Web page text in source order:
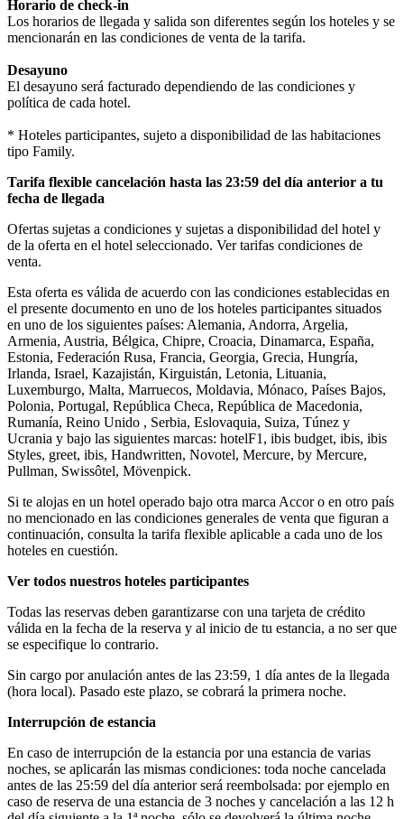
Horario de check-in
Los horarios de llegada y salida son diferentes según los hoteles y se
mencionarán en las condiciones de venta de la tarifa.
Desayuno
El desayuno será facturado dependiendo de las condiciones y
política de cada hotel.
* Hoteles participantes, sujeto a disponibilidad de las habitaciones
tipo Family.
Tarifa flexible cancelación hasta las 23:59 del día anterior a tu
fecha de llegada
Ofertas sujetas a condiciones y sujetas a disponibilidad del hotel y
de la oferta en el hotel seleccionado. Ver tarifas condiciones de
venta.
Esta oferta es válida de acuerdo con las condiciones establecidas en
el presente documento en uno de los hoteles participantes situados
en uno de los siguientes países: Alemania, Andorra, Argelia,
Armenia, Austria, Bélgica, Chipre, Croacia, Dinamarca, España,
Estonia, Federación Rusa, Francia, Georgia, Grecia, Hungría,
Irlanda, Israel, Kazajistán, Kirguistán, Letonia, Lituania,
Luxemburgo, Malta, Marruecos, Moldavia, Mónaco, Países Bajos,
Polonia, Portugal, República Checa, República de Macedonia,
Rumanía, Reino Unido , Serbia, Eslovaquia, Suiza, Túnez y
Ucrania y bajo las siguientes marcas: hotelF1, ibis budget, ibis, ibis
Styles, greet, ibis, Handwritten, Novotel, Mercure, by Mercure,
Pullman, Swissôtel, Mövenpick.
Si te alojas en un hotel operado bajo otra marca Accor o en otro país
no mencionado en las condiciones generales de venta que figuran a
continuación, consulta la tarifa flexible aplicable a cada uno de los
hoteles en cuestión.
Ver todos nuestros hoteles participantes
Todas las reservas deben garantizarse con una tarjeta de crédito
válida en la fecha de la reserva y al inicio de tu estancia, a no ser que
se especifique lo contrario.
Sin cargo por anulación antes de las 23:59, 1 día antes de la llegada
(hora local). Pasado este plazo, se cobrará la primera noche.
Interrupción de estancia
En caso de interrupción de la estancia por una estancia de varias
noches, se aplicarán las mismas condiciones: toda noche cancelada
antes de las 25:59 del día anterior será reembolsada: por ejemplo en
caso de reserva de una estancia de 3 noches y cancelación a las 12 h